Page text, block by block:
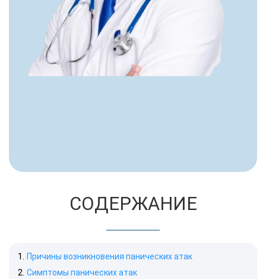
СОДЕРЖАНИЕ
Причины возникновения панических атак
Симптомы панических атак